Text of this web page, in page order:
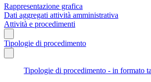
Rappresentazione grafica
Dati aggregati attività amministrativa
Attività e procedimenti
Tipologie di procedimento
Tipologie di procedimento - in formato